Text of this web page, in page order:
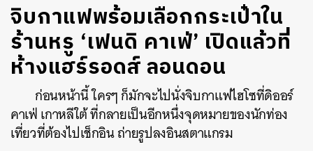
จิบกาแฟพร้อมเลือกกระเป๋าใน
ร้านหรู ‘เฟนดิ คาเฟ่’ เปิดแล้วที่
ห้างแฮร์รอดส์ ลอนดอน
ก่อนหน้านี้ ใครๆ ก็มักจะไปนั่งจิบกาแฟไฮโซที่ดิออร์
คาเฟ่ เกาหลีใต้ ที่กลายเป็นอีกหนึ่งจุดหมายของนักท่อง
เที่ยวที่ต้องไปเช็กอิน ถ่ายรูปลงอินสตาแกรม